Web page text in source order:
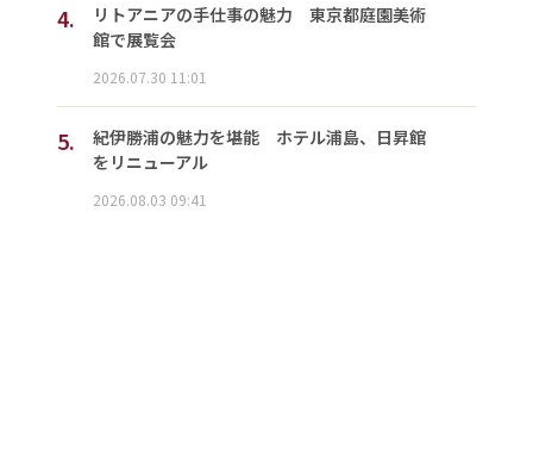
4.
リトアニアの手仕事の魅力 東京都庭園美術
館で展覧会
2026.07.30 11:01
5.
紀伊勝浦の魅力を堪能 ホテル浦島、日昇館
をリニューアル
2026.08.03 09:41